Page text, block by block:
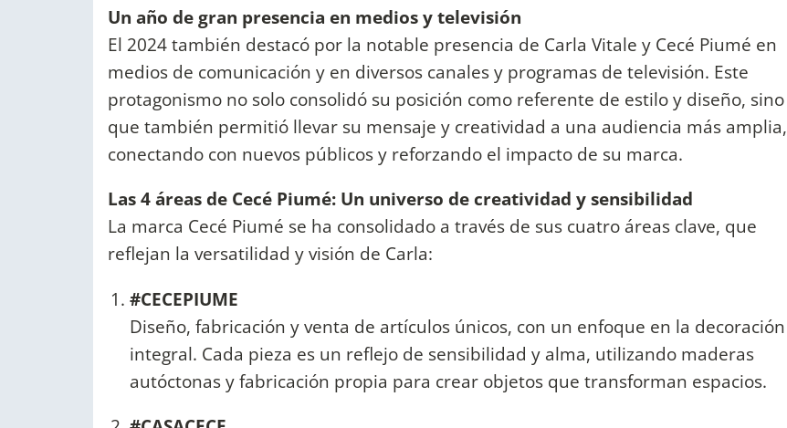
Un año de gran presencia en medios y televisión
El 2024 también destacó por la notable presencia de Carla Vitale y Cecé Piumé en
medios de comunicación y en diversos canales y programas de televisión. Este
protagonismo no solo consolidó su posición como referente de estilo y diseño, sino
que también permitió llevar su mensaje y creatividad a una audiencia más amplia,
conectando con nuevos públicos y reforzando el impacto de su marca.
Las 4 áreas de Cecé Piumé: Un universo de creatividad y sensibilidad
La marca Cecé Piumé se ha consolidado a través de sus cuatro áreas clave, que
reflejan la versatilidad y visión de Carla:
#CECEPIUME
Diseño, fabricación y venta de artículos únicos, con un enfoque en la decoración
integral. Cada pieza es un reflejo de sensibilidad y alma, utilizando maderas
autóctonas y fabricación propia para crear objetos que transforman espacios.